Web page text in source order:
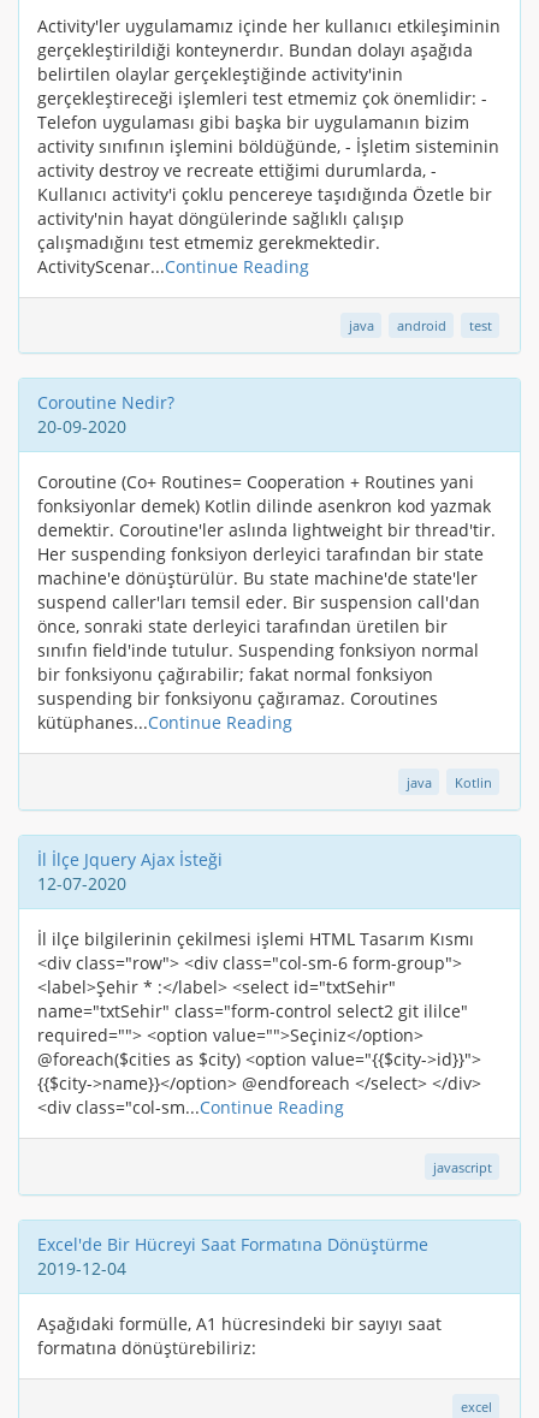
Activity'ler uygulamamız içinde her kullanıcı etkileşiminin
gerçekleştirildiği konteynerdır. Bundan dolayı aşağıda
belirtilen olaylar gerçekleştiğinde activity'inin
gerçekleştireceği işlemleri test etmemiz çok önemlidir: -
Telefon uygulaması gibi başka bir uygulamanın bizim
activity sınıfının işlemini böldüğünde, - İşletim sisteminin
activity destroy ve recreate ettiğimi durumlarda, -
Kullanıcı activity'i çoklu pencereye taşıdığında Özetle bir
activity'nin hayat döngülerinde sağlıklı çalışıp
çalışmadığını test etmemiz gerekmektedir.
ActivityScenar...Continue Reading
java android test
Coroutine Nedir?
20-09-2020
Coroutine (Co+ Routines= Cooperation + Routines yani
fonksiyonlar demek) Kotlin dilinde asenkron kod yazmak
demektir. Coroutine'ler aslında lightweight bir thread'tir.
Her suspending fonksiyon derleyici tarafından bir state
machine'e dönüştürülür. Bu state machine'de state'ler
suspend caller'ları temsil eder. Bir suspension call'dan
önce, sonraki state derleyici tarafından üretilen bir
sınıfın field'inde tutulur. Suspending fonksiyon normal
bir fonksiyonu çağırabilir; fakat normal fonksiyon
suspending bir fonksiyonu çağıramaz. Coroutines
kütüphanes...Continue Reading
java Kotlin
İl İlçe Jquery Ajax İsteği
12-07-2020
İl ilçe bilgilerinin çekilmesi işlemi HTML Tasarım Kısmı
<div class="row"> <div class="col-sm-6 form-group">
<label>Şehir * :</label> <select id="txtSehir"
name="txtSehir" class="form-control select2 git ililce"
required=""> <option value="">Seçiniz</option>
@foreach($cities as $city) <option value="{{$city->id}}">
{{$city->name}}</option> @endforeach </select> </div>
<div class="col-sm...Continue Reading
javascript
Excel'de Bir Hücreyi Saat Formatına Dönüştürme
2019-12-04
Aşağıdaki formülle, A1 hücresindeki bir sayıyı saat
formatına dönüştürebiliriz:
excel